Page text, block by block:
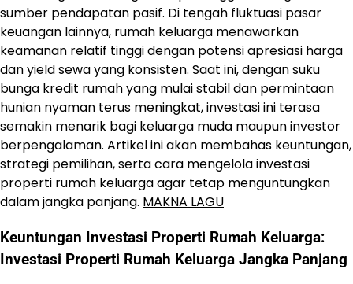
sumber pendapatan pasif. Di tengah fluktuasi pasar
keuangan lainnya, rumah keluarga menawarkan
keamanan relatif tinggi dengan potensi apresiasi harga
dan yield sewa yang konsisten. Saat ini, dengan suku
bunga kredit rumah yang mulai stabil dan permintaan
hunian nyaman terus meningkat, investasi ini terasa
semakin menarik bagi keluarga muda maupun investor
berpengalaman. Artikel ini akan membahas keuntungan,
strategi pemilihan, serta cara mengelola investasi
properti rumah keluarga agar tetap menguntungkan
dalam jangka panjang. MAKNA LAGU
Keuntungan Investasi Properti Rumah Keluarga:
Investasi Properti Rumah Keluarga Jangka Panjang